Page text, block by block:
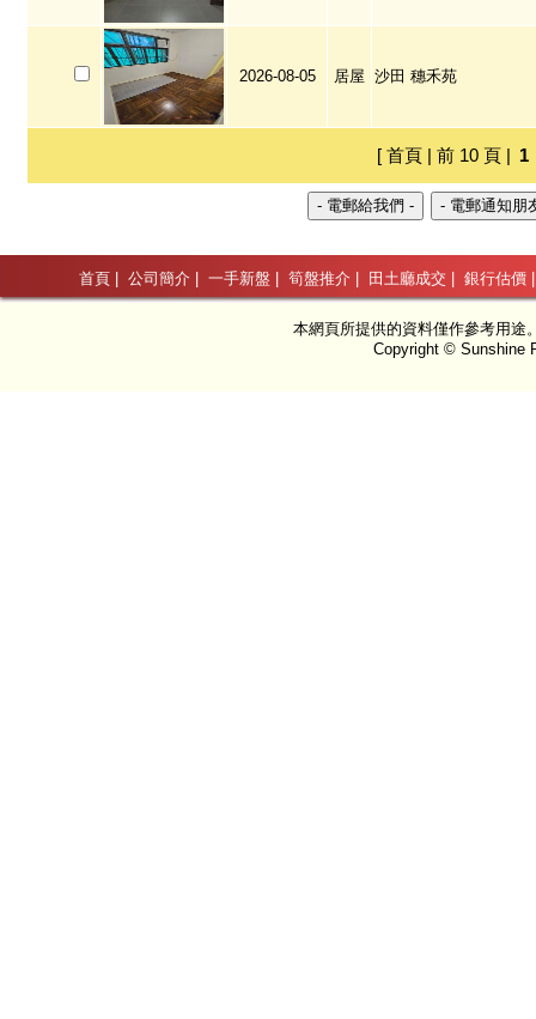
2026-08-05 居屋 沙田 穗禾苑
[ 首頁 | 前 10 頁 | 1
首頁| 公司簡介| 一手新盤| 筍盤推介| 田土廳成交 銀行估價
本網頁所提供的資料僅作參考用途
Copyright © Sunshine